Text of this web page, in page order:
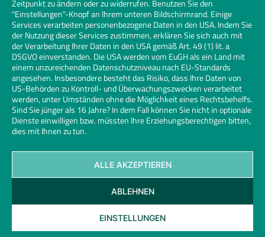
Zeitpunkt zu ändern oder zu widerrufen. Benutzen Sie den
"Einstellungen"-Knopf an Ihrem unteren Bildschirmrand. Einige
Services verarbeiten personenbezogene Daten in den USA. Indem Sie
der Nutzung dieser Services zustimmen, erklären Sie sich auch mit
der Verarbeitung Ihrer Daten in den USA gemäß Art. 49 (1) lit. a
DSGVO einverstanden. Die USA werden vom EuGH als ein Land mit
einem unzureichenden Datenschutzniveau nach EU-Standards
angesehen. Insbesondere besteht das Risiko, dass Ihre Daten von
US-Behörden zu Kontroll- und Überwachungszwecken verarbeitet
werden, unter Umständen ohne die Möglichkeit eines Rechtsbehelfs.
Sind Sie jünger als 16 Jahre? In dem Fall können Sie nicht in optionale
Dienste einwilligen bzw. müssten Ihre Erziehungsberechtigen bitten,
dies mit Ihnen zu tun.
ALLE AKZEPTIEREN
ABLEHNEN
EINSTELLUNGEN
Kontakt Datenschutz Impressum
Cookies
Glaserhandwerk | Links
© 2026 Bundesinnungsverband des Glaserhandwerks | Design und
Entwicklung:2SINN GmbH